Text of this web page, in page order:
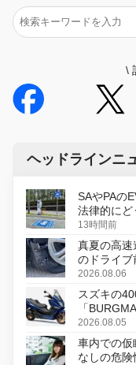
\
ヘッドラインニ
SAやPAの
法律的にど
13時間前
真夏の高
のドライブ
2026.08.06
スズキの
「
変更し、8
2026.08.05
車内での仮
なしの危険